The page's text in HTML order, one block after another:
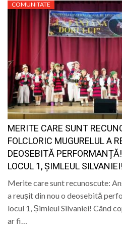
COMUNITATE
MERITE CARE SUNT
FOLCLORIC MUGURELUL A
DEOSEBITĂ
LOCUL 1, ȘIMLEUL SILVANIEI!
Merite care sunt recunoscute:
a reușit din nou o deosebită
locul 1, Șimleul Silvaniei! Când
ar fi…